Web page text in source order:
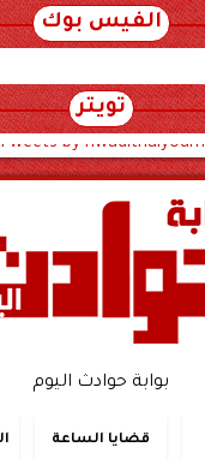
الفيس بوك
تويتر
Tweets by hwadithalyoum
بوابة حوادث اليوم
قضايا الساعة